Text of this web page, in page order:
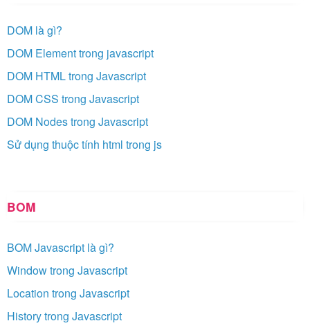
DOM là gì?
DOM Element trong javascript
DOM HTML trong Javascript
DOM CSS trong Javascript
DOM Nodes trong Javascript
Sử dụng thuộc tính html trong js
BOM
BOM Javascript là gì?
Window trong Javascript
Location trong Javascript
History trong Javascript